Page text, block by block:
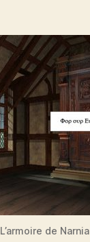
L’armoire de Narnia